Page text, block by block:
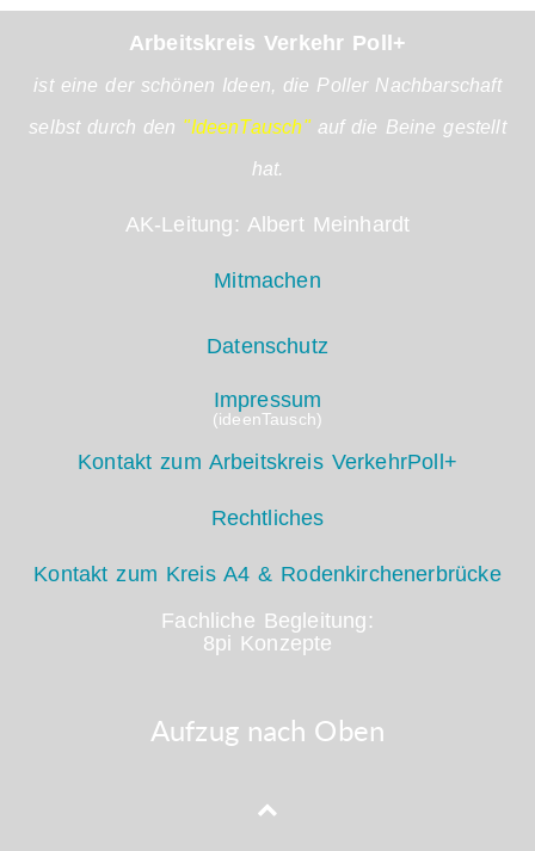
Arbeitskreis Verkehr Poll+
ist eine der schönen Ideen, die Poller Nachbarschaft
selbst durch den "IdeenTausch"auf die Beine gestellt
hat.
AK-Leitung: Albert Meinhardt
Mitmachen
Datenschutz
Impressum
(ideenTausch)
Kontakt zum Arbeitskreis VerkehrPoll+
Rechtliches
Kontakt zum Kreis A4 & Rodenkirchenerbrücke
Fachliche Begleitung:
8pi Konzepte
Aufzug nach Oben